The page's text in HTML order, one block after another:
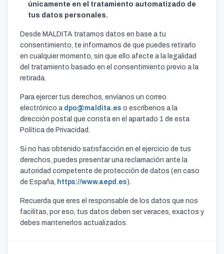
únicamente en el tratamiento automatizado de
tus datos personales.
Desde MALDITA tratamos datos en base a tu
consentimiento, te informamos de que puedes retirarlo
en cualquier momento, sin que ello afecte a la legalidad
del tratamiento basado en el consentimiento previo a la
retirada.
Para ejercer tus derechos, envíanos un correo
electrónico a dpo@maldita.es o escríbenos a la
dirección postal que consta en el apartado 1 de esta
Política de Privacidad.
Si no has obtenido satisfacción en el ejercicio de tus
derechos, puedes presentar una reclamación ante la
autoridad competente de protección de datos (en caso
de España, https://www.aepd.es).
Recuerda que eres el responsable de los datos que nos
facilitas, por eso, tus datos deben ser veraces, exactos y
debes mantenerlos actualizados.